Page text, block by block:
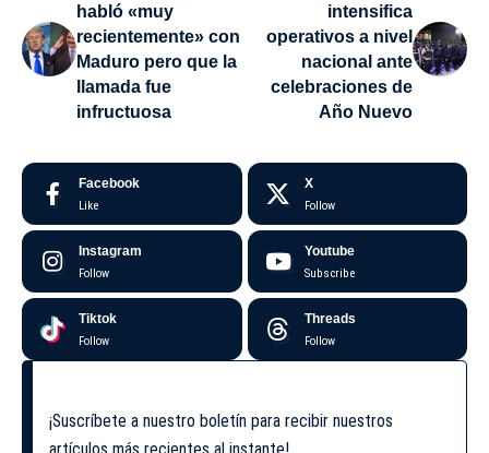
habló «muy
recientemente» con
Maduro pero que la
llamada fue
infructuosa
intensifica
operativos a nivel
nacional ante
celebraciones de
Año Nuevo
Facebook
Like
X
Follow
Instagram
Follow
Youtube
Subscribe
Tiktok
Follow
Threads
Follow
¡Suscríbete a nuestro boletín para recibir nuestros